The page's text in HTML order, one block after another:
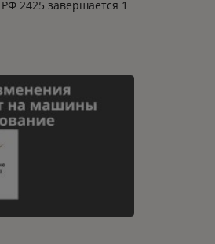
2425 завершается 1